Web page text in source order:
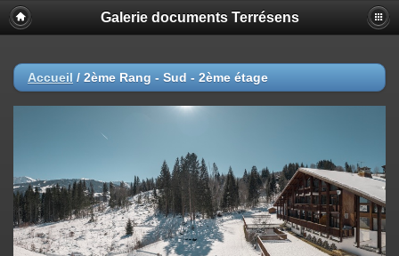
Galerie documents Terrésens
Accueil / 2ème Rang - Sud - 2ème étage